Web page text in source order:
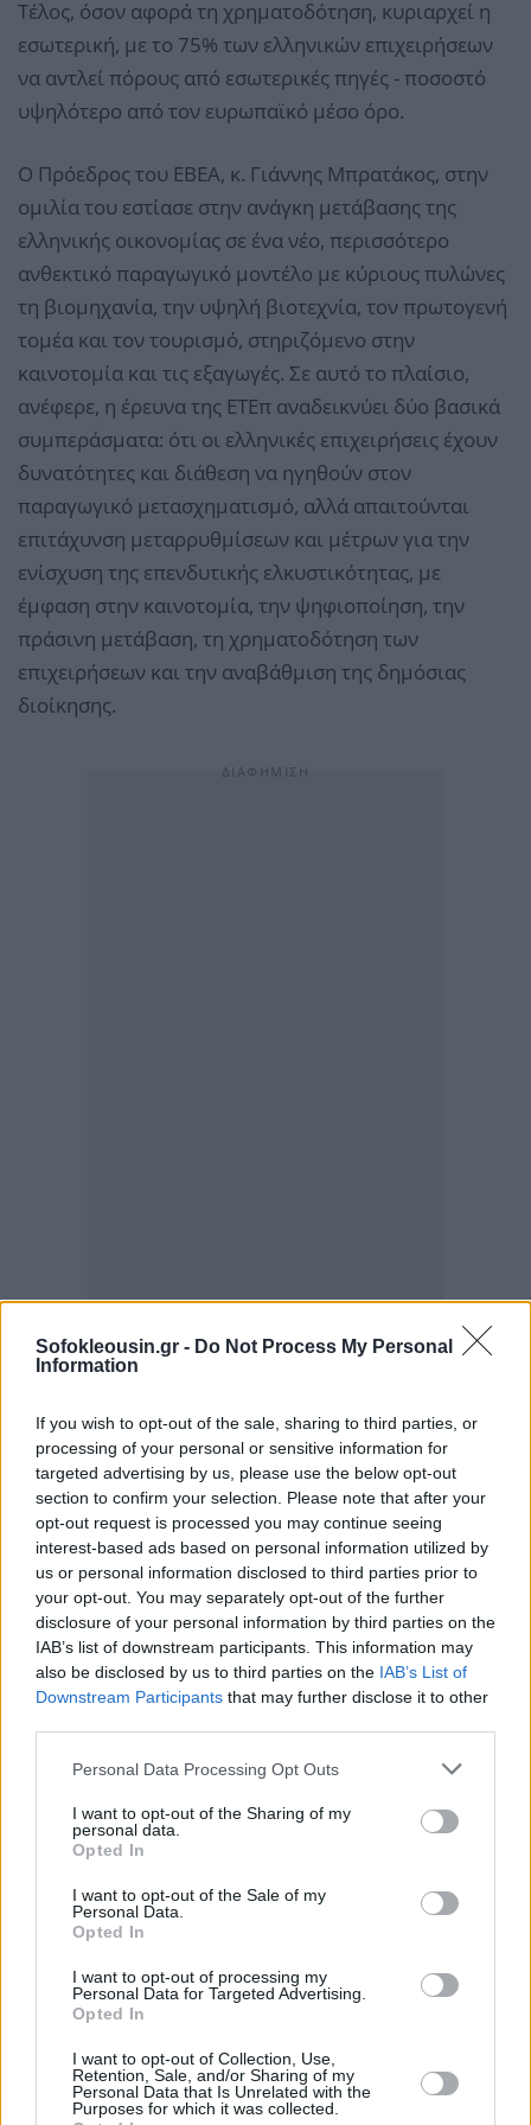
Sofokleousin.gr - Do Not Process My Personal
Information
If you wish to opt-out of the sale, sharing to third parties, or
processing of your personal or sensitive information for
targeted advertising by us, please use the below opt-out
section to confirm your selection. Please note that after your
opt-out request is processed you may continue seeing
interest-based ads based on personal information utilized by
us or personal information disclosed to third parties prior to
your opt-out. You may separately opt-out of the further
disclosure of your personal information by third parties on the
IAB’s list of downstream participants. This information may
also be disclosed by us to third parties on the IAB’s List of
Downstream Participants that may further disclose it to other
Personal Data Processing Opt Outs
I want to opt-out of the Sharing of my
personal data.
Opted In
I want to opt-out of the Sale of my
Personal Data.
Opted In
I want to opt-out of processing my
Personal Data for Targeted Advertising.
Opted In
I want to opt-out of Collection, Use,
Retention, Sale, and/or Sharing of my
Personal Data that Is Unrelated with the
Purposes for which it was collected.
Τέλος, όσον αφορά τη χρηματοδότηση, κυριαρχεί η
εσωτερική, με το 75% των ελληνικών επιχειρήσεων
να αντλεί πόρους από εσωτερικές πηγές - ποσοστό
υψηλότερο από τον ευρωπαϊκό μέσο όρο.
Ο Πρόεδρος του ΕΒΕΑ, κ. Γιάννης Μπρατάκος, στην
ομιλία του εστίασε στην ανάγκη μετάβασης της
ελληνικής οικονομίας σε ένα νέο, περισσότερο
ανθεκτικό παραγωγικό μοντέλο με κύριους πυλώνες
τη βιομηχανία, την υψηλή βιοτεχνία, τον πρωτογενή
τομέα και τον τουρισμό, στηριζόμενο στην
καινοτομία και τις εξαγωγές. Σε αυτό το πλαίσιο,
ανέφερε, η έρευνα της ΕΤΕπ αναδεικνύει δύο βασικά
συμπεράσματα: ότι οι ελληνικές επιχειρήσεις έχουν
δυνατότητες και διάθεση να ηγηθούν στον
παραγωγικό μετασχηματισμό, αλλά απαιτούνται
επιτάχυνση μεταρρυθμίσεων και μέτρων για την
ενίσχυση της επενδυτικής ελκυστικότητας, με
έμφαση στην καινοτομία, την ψηφιοποίηση, την
πράσινη μετάβαση, τη χρηματοδότηση των
επιχειρήσεων και την αναβάθμιση της δημόσιας
διοίκησης.
«Στη σημερινή περίοδο παγκόσμιων προκλήσεων,
είναι κρίσιμη η συντονισμένη και αποφασιστική
αντίδραση σε ευρωπαϊκό επίπεδο για την κάλυψη
του επενδυτικού κενού, τη χρηματοδότηση
επενδύσεων και τη διαμόρφωση μιας πραγματικής
Ενιαίας Αγοράς», τόνισε ο κ. Μπρατάκος. «Τώρα είναι
η ώρα να αξιοποιήσουμε σωστά τους διαθέσιμους
εφαρμόσουμε τις κατάλληλες μεταρρυθμίσεις, για να
κινητοποιήσουμε την επενδυτική έκρηξη, που έχει
ανάγκη η Ελλάδα - αλλά και η Ευρώπη - για να
ευημερίας», είπε κλείνοντας την ομιλία του ο
Πρόεδρος του ΕΒΕΑ.
Σύμφωνα με τα συμπεράσματα της Έκθεσης, οι
ικανοποιημένες με το συνολικό επίπεδο των
επενδύσεών τους την τελευταία τριετία, ποσοστό